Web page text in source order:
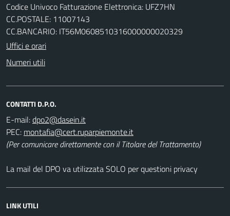
Codice Univoco Fatturazione Elettronica: UFZ7HN
CC.POSTALE: 11007143
CC.BANCARIO: IT56M0608510316000000020329
Uffici e orari
Numeri utili
CONTATTI D.P.O.
E-mail:
PEC:
(Per comunicare direttamente con il Titolare del Trattamento)
La mail del DPO va utilizzata SOLO per questioni privacy
LINK UTILI